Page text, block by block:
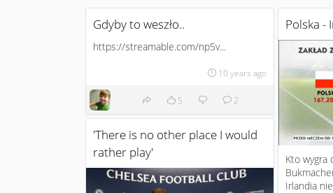
Gdyby to weszło..
https://streamable.com/np5v...
10 years ago
5 2
Polska -
Kto wygra
Irlandia
'There is no other place I would
rather play'